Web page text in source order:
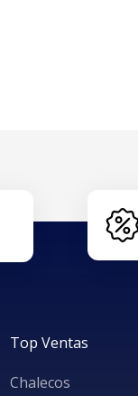
Top Ventas
Chalecos